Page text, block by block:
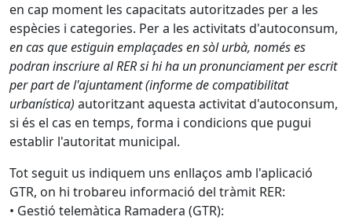
en cap moment les capacitats autoritzades per a les
espècies i categories. Per a les activitats d'autoconsum,
en cas que estiguin emplaçades en sòl urbà, només es
podran inscriure al RER si hi ha un pronunciament per escrit
per part de l'ajuntament (informe de compatibilitat
urbanística) autoritzant aquesta activitat d'autoconsum,
si és el cas en temps, forma i condicions que pugui
establir l'autoritat municipal.
Tot seguit us indiquem uns enllaços amb l'aplicació
GTR, on hi trobareu informació del tràmit RER:
• Gestió telemàtica Ramadera (GTR):